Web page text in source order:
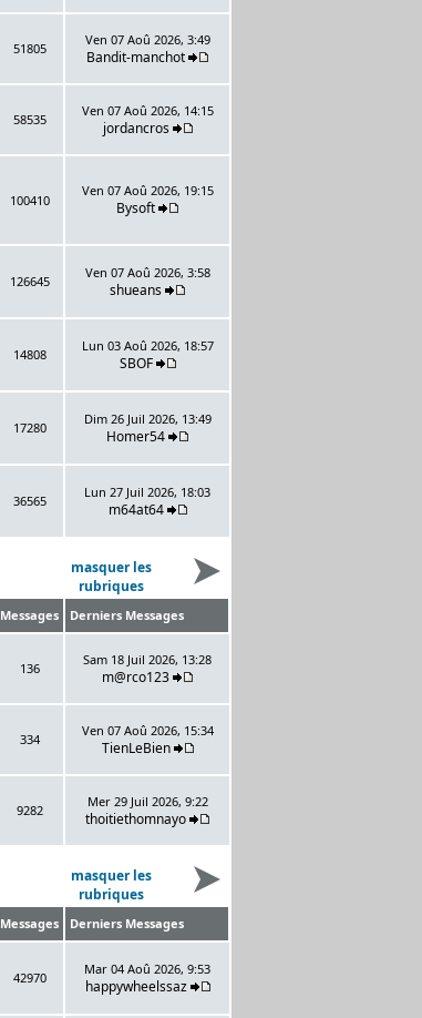
51805
Ven 07 Aoû 2026, 3:49
Bandit-manchot
58535
Ven 07 Aoû 2026, 14:15
jordancros
100410
Ven 07 Aoû 2026, 19:15
Bysoft
126645
Ven 07 Aoû 2026, 3:58
shueans
14808
Lun 03 Aoû 2026, 18:57
SBOF
17280
Dim 26 Juil 2026, 13:49
Homer54
36565
Lun 27 Juil 2026, 18:03
m64at64
masquer les
rubriques
Messages Derniers Messages
136
Sam 18 Juil 2026, 13:28
m@rco123
334
Ven 07 Aoû 2026, 15:34
TienLeBien
9282
Mer 29 Juil 2026, 9:22
thoitiethomnayo
masquer les
rubriques
Messages Derniers Messages
42970
Mar 04 Aoû 2026, 9:53
happywheelssaz